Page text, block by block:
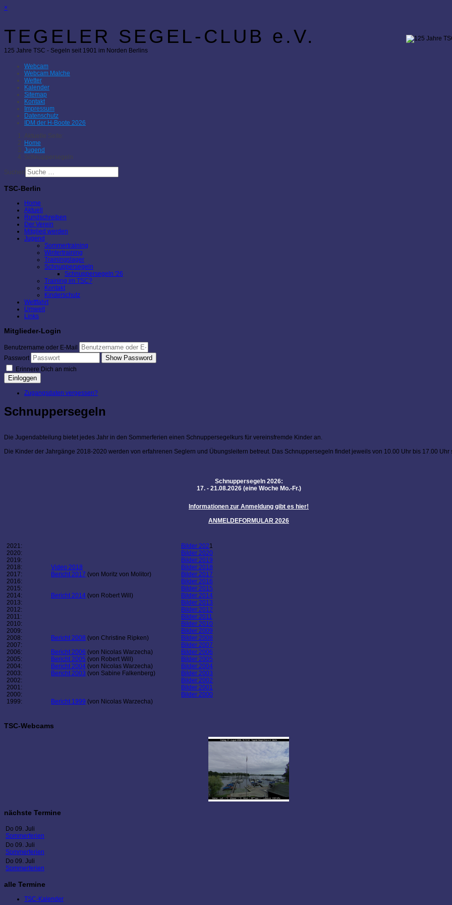
×
TEGELER SEGEL-CLUB e.V.
125 Jahre TSC - Segeln seit 1901 im Norden Berlins
Webcam
Webcam Malche
Wetter
Kalender
Sitemap
Kontakt
Impressum
Datenschutz
IDM der H-Boote 2026
Aktuelle Seite:
Home
Jugend
Schnuppersegeln
Suchen
TSC-Berlin
Home
Aktuell
Rundschreiben
Der Verein
Mitglied werden
Jugend
Sommertraining
Wintertraining
Trainingslager
Schnuppersegeln
Schnuppersegeln '26
Training im TSC?
Kontakt
Kinderschutz
Wettfahrt
Umwelt
Links
Mitglieder-Login
Benutzername oder E-Mail
Passwort
Show Password
Erinnere Dich an mich
Einloggen
Zugangsdaten vergessen?
Schnuppersegeln
Die Jugendabteilung bietet jedes Jahr in den Sommerferien einen Schnuppersegelkurs für vereinsfremde Kinder an.
Die Kinder der Jahrgänge 2018-2020 werden von erfahrenen Seglern und Übungsleitern betreut. Das Schnuppersegeln findet jeweils von 10.00 Uhr bis 17.00 Uhr
Schnuppersegeln 2026:
17. - 21.08.2026 (eine Woche Mo.-Fr.)
Informationen zur Anmeldung gibt es hier!
ANMELDEFORMULAR 2026
2021:
2020:
2019:
2018:
2017:
2016:
2015:
2014:
2013:
2012:
2011:
2010:
2009:
2008:
2007:
2006:
2005:
2004:
2003:
2002:
2001:
2000:
1999:
Video 2018
Bericht 2017 (von Moritz von Molitor)
Bericht 2014 (von Robert Will)
Bericht 2008 (von Christine Ripken)
Bericht 2006 (von Nicolas Warzecha)
Bericht 2005 (von Robert Will)
Bericht 2004 (von Nicolas Warzecha)
Bericht 2003 (von Sabine Falkenberg)
Bericht 1999 (von Nicolas Warzecha)
Bilder 2021
Bilder 2020
Bilder 2019
Bilder 2018
Bilder 2017
Bilder 2016
Bilder 2015
Bilder 2014
Bilder 2013
Bilder 2012
Bilder 2011
Bilder 2010
Bilder 2009
Bilder 2008
Bilder 2007
Bilder 2006
Bilder 2005
Bilder 2004
Bilder 2003
Bilder 2002
Bilder 2001
Bilder 2000
TSC-Webcams
nächste Termine
Do 09. Juli
Sommerferien
Do 09. Juli
Sommerferien
Do 09. Juli
Sommerferien
alle Termine
TSC-Kalender